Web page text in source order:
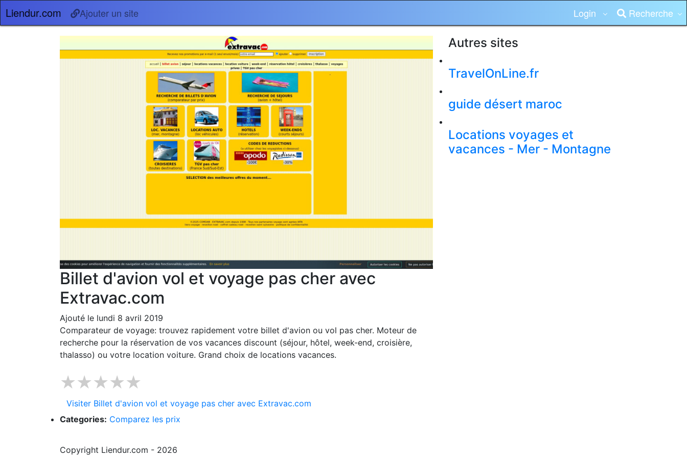
Liendur.com Ajouter un site Login Recherche
Billet d'avion vol et voyage pas cher avec
Extravac.com
Ajouté le lundi 8 avril 2019
Comparateur de voyage: trouvez rapidement votre billet d'avion ou vol pas cher. Moteur de
recherche pour la réservation de vos vacances discount (séjour, hôtel, week-end, croisière,
thalasso) ou votre location voiture. Grand choix de locations vacances.
★★★★★
Visiter Billet d'avion vol et voyage pas cher avec Extravac.com
Categories: Comparez les prix
Autres sites
TravelOnLine.fr
guide désert maroc
Locations voyages et
vacances - Mer - Montagne
Copyright Liendur.com - 2026